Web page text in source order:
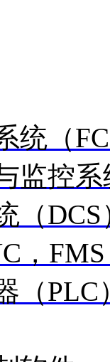
统（
监控系
（DCS
，
（PLC